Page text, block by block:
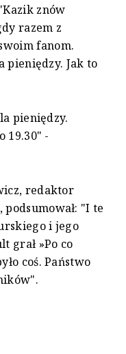
znów
razem z
fanom.
pieniędzy. Jak to
pieniędzy.
19.30" -
redaktor
"I te
i jego
grał »Po co
coś. Państwo